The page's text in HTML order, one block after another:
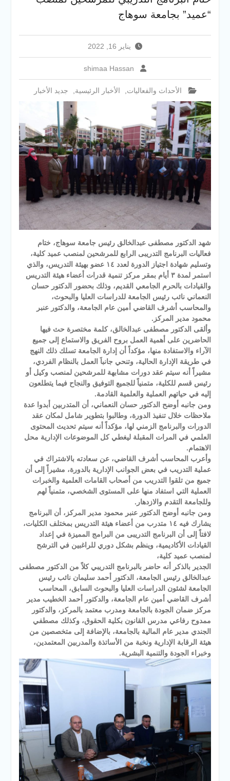
أيام المرحلة الأولى للتنسيق
الإلكتروني للقبول بالجامعات
“عميد” بجامعة سوهاج
يناير 16, 2022
shimaa Hassan
الأحداث والفعاليات الأخبار الرئيسية جديد الأخبار
شهد الدكتور مصطفى عبدالخالق رئيس جامعة سوهاج، ختام
فعاليات البرنامج التدريبى الرابع للمرشحين لمنصب عميد كلية،
وتسليم شهادة اجتياز الدورة لعدد ١٤ عضو بهيئة التدريس، والذي
استمر لمدة ٣ أيام بمقر مركز تنمية قدرات أعضاء هيئة التدريس
والقيادات بالحرم الجامعي القديم، وذلك بحضور الدكتور حسان
النعماني نائب رئيس الجامعة للدراسات العليا والبحوث،
والمحاسب أشرف القاضي أمين عام الجامعة، والدكتور عنبر
محمود مدير المركز.
وألقى الدكتور مصطفى عبدالخالق، كلمة مختصرة حث فيها
الحاضرين على أهمية العمل بروح الفريق والاستماع إلى جميع
الآراء والاستفادة منها، مؤكداً أن إدارة الجامعة تسلك ذلك النهج
في طريقة الإدارة الحالية، وتنحي جانباََ العمل بالنظام الفردي،
مشيراً أنه سيتم عقد دورات مشابهة للمرشحين لمنصب وكيل أو
رئيس قسم للكلية، متمنياً للجميع التوفيق والنجاح فيما يتطلعون
إليه في حياتهم العملية والعلمية القادمة.
ومن جانبه أوضح الدكتور حسان النعماني، أن المتدربين أبدوا عدة
ملاحظات خلال تنفيذ الدورة، وطالبوا بتطوير شامل لمكان عقد
الدورات والبرنامج الزمني لها، مؤكداً أنه سيتم تحديث المحتوى
العلمي في المرات المقبلة ليغطي كل الموضوعات الإدارية محل
الاهتمام.
وأعرب المحاسب أشرف القاضي، عن سعادته بالاشتراك في
عملية التدريب في بعض الجوانب الإدارية بالدورة، مشيراً إلى أن
جميع من تلقوا التدريب من أصحاب القامات العلمية والخبرات
العملية التي استفاد منها على المستوى الشخصي، متمنياً لهم
وللجامعة التقدم والازدهار.
ومن جانبه أوضح الدكتور عنبر محمود مدير المركز، أن البرنامج
يشارك فيه ١٤ متدرب من أعضاء هيئة التدريس بمختلف الكليات،
لافتاً إلى أن البرنامج التدريبى من البرامج المميزة في إعداد
القيادات الأكاديمية، وينظم بشكل دوري للراغبين في الترشح
لمنصب عميد كلية،
الجدير بالذكر أنه حاضر بالبرنامج التدريبي كلاً من الدكتور مصطفى
عبدالخالق رئيس الجامعة، الدكتور أحمد سليمان نائب رئيس
الجامعة لشئون الدراسات العليا والبحوث السابق، المحاسب
أشرف القاضي أمين عام الجامعة، والدكتور أحمد الخطيب مدير
مركز ضمان الجودة بالجامعة ومدرب معتمد بالمركز، والدكتور
ممدوح رفاعي مدرس القانون بكلية الحقوق، وكذلك مصطفي
الجندي مدير عام المالية بالجامعة، بالإضافة إلى متخصصين من
هيئة الرقابة الإدارية ونخبة من الأساتذة والمدربين المعتمدين،
وخبراء الجودة والتنمية البشرية.